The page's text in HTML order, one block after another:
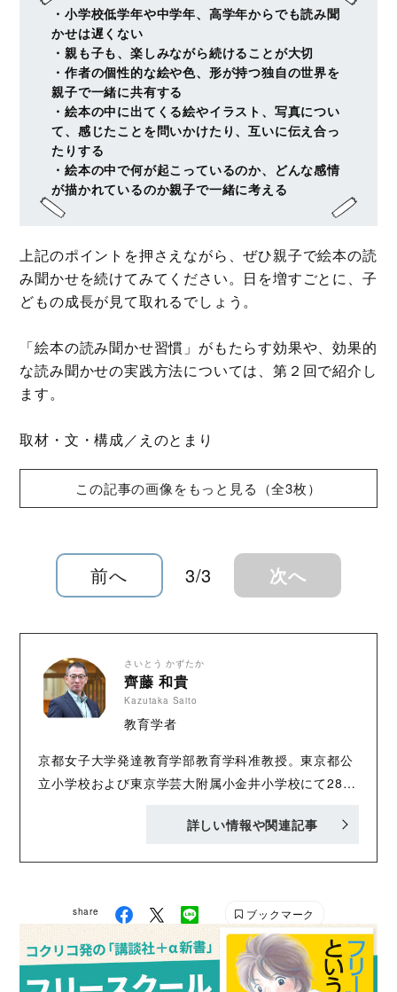
・小学校低学年や中学年、高学年からでも読み聞
かせは遅くない
・親も子も、楽しみながら続けることが大切
・作者の個性的な絵や色、形が持つ独自の世界を
親子で一緒に共有する
・絵本の中に出てくる絵やイラスト、写真につい
て、感じたことを問いかけたり、互いに伝え合っ
たりする
・絵本の中で何が起こっているのか、どんな感情
が描かれているのか親子で一緒に考える
上記のポイントを押さえながら、ぜひ親子で絵本の読
み聞かせを続けてみてください。日を増すごとに、子
どもの成長が見て取れるでしょう。
「絵本の読み聞かせ習慣」がもたらす効果や、効果的
な読み聞かせの実践方法については、第２回で紹介し
ます。
取材・文・構成／えのとまり
この記事の画像をもっと見る（全3枚）
前へ 3/3 次へ
さいとう かずたか
齊藤 和貴
Kazutaka Saito
教育学者
京都女子大学発達教育学部教育学科准教授。東京都公
立小学校および東京学芸大附属小金井小学校にて28年
つ。司書教諭の経験を生かし、「絵本を活用した授業
詳しい情報や関連記事
share ブックマーク